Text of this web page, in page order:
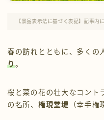
【景品表示法に基づく表記】記事内
春の訪れとともに、多くの
り。
桜と菜の花の壮大なコント
の名所、 権現堂堤 （幸手権